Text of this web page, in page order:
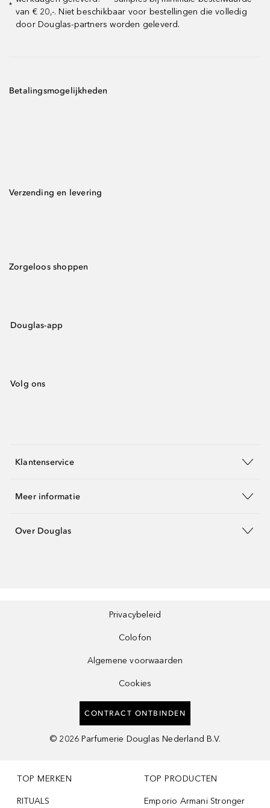
*
van € 20,-. Niet beschikbaar voor bestellingen die volledig
door Douglas-partners worden geleverd.
Betalingsmogelijkheden
Verzending en levering
Zorgeloos shoppen
Douglas-app
Volg ons
Klantenservice
Meer informatie
Over Douglas
Privacybeleid
Colofon
Algemene voorwaarden
Cookies
CONTRACT ONTBINDEN
© 2026 Parfumerie Douglas Nederland B.V.
TOP MERKEN
RITUALS
TOP PRODUCTEN
Emporio Armani Stronger